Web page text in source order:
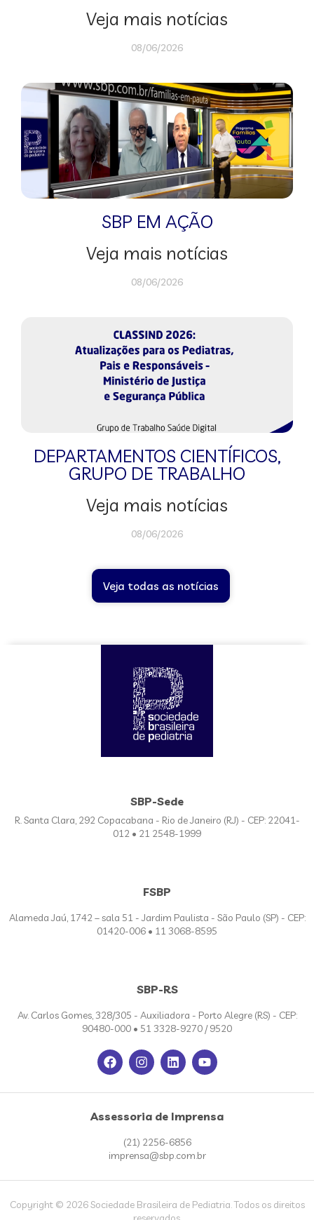
Veja mais notícias
08/06/2026
SBP EM AÇÃO
Veja mais notícias
08/06/2026
DEPARTAMENTOS CIENTÍFICOS,
GRUPO DE TRABALHO
Veja mais notícias
08/06/2026
Veja todas as notícias
SBP-Sede
R. Santa Clara, 292 Copacabana - Rio de Janeiro (RJ) - CEP: 22041-
012 • 21 2548-1999
FSBP
Alameda Jaú, 1742 – sala 51 - Jardim Paulista - São Paulo (SP) - CEP:
01420-006 • 11 3068-8595
SBP-RS
Av. Carlos Gomes, 328/305 - Auxiliadora - Porto Alegre (RS) - CEP:
90480-000 • 51 3328-9270 / 9520
Assessoria de Imprensa
(21) 2256-6856
imprensa@sbp.com.br
Copyright © 2026 Sociedade Brasileira de Pediatria. Todos os direitos